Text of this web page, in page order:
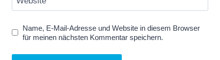
Name, E-Mail-Adresse und Website in diesem Browser
für meinen nächsten Kommentar speichern.